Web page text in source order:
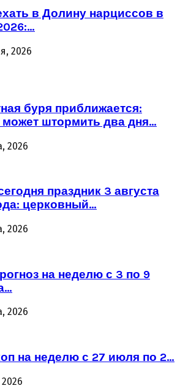
в Долину нарциссов в
2026
буря приближается:
штормить два дня…
2026
праздник 3 августа
церковный…
2026
на неделю с 3 по 9
2026
на неделю с 27 июля по 2…